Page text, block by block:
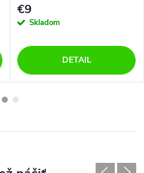
€9
Skladom
DETAIL